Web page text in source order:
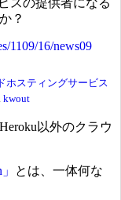
？
ホスティングサービス
kwout
以外のクラウ
とは、一体何な